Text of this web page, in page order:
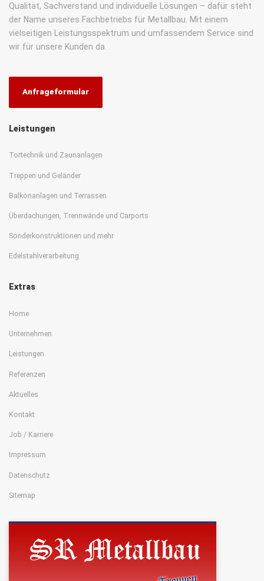
Qualität, Sachverstand und individuelle Lösungen – dafür steht
der Name unseres Fachbetriebs für Metallbau. Mit einem
vielseitigen Leistungsspektrum und umfassendem Service sind
wir für unsere Kunden da.
Anfrageformular
Leistungen
Tortechnik und Zaunanlagen
Treppen und Geländer
Balkonanlagen und Terrassen
Überdachungen, Trennwände und Carports
Sonderkonstruktionen und mehr
Edelstahlverarbeitung
Extras
Home
Unternehmen
Leistungen
Referenzen
Aktuelles
Kontakt
Job / Karriere
Impressum
Datenschutz
Sitemap